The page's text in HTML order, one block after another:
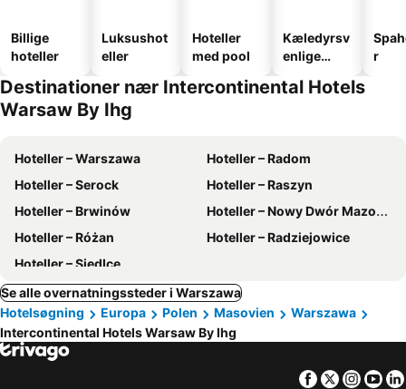
Billige
hoteller
Luksushot
eller
Hoteller
med pool
Kæledyrsv
enlige
r
Destinationer nær Intercontinental Hotels
Warsaw By Ihg
Hoteller – Warszawa
Hoteller – Radom
Hoteller – Serock
Hoteller – Raszyn
Hoteller – Brwinów
Hoteller – Nowy Dwór Mazowiecki
Hoteller – Różan
Hoteller – Radziejowice
Hoteller – Siedlce
Se alle overnatningssteder i Warszawa
Hotelsøgning
Europa Polen Masovien
Warszawa
Intercontinental Hotels Warsaw By Ihg
Facebook
Twitter